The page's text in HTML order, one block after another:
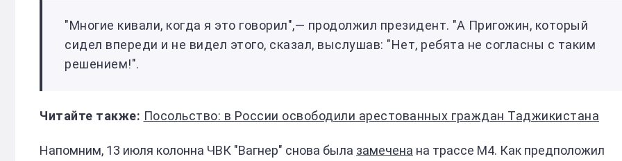
"Многие кивали, когда я это говорил",— продолжил президент. "А Пригожин, который
сидел впереди и не видел этого, сказал, выслушав: "Нет, ребята не согласны с таким
решением!".
Посольство: в России освободили арестованных граждан Таджикистана
Напомним, 13 июля колонна ЧВК "Вагнер" снова была замечена на трассе М4. Как предположил